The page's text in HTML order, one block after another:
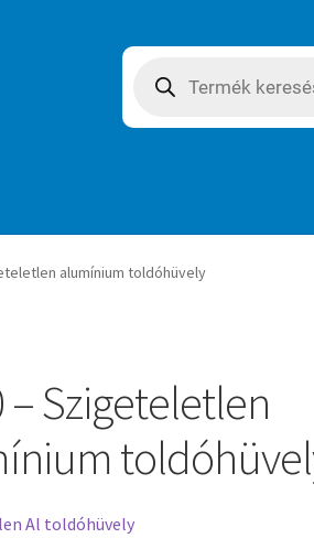
search
alumínium toldóhüvely
– Szigeteletlen
Al toldóhüvely